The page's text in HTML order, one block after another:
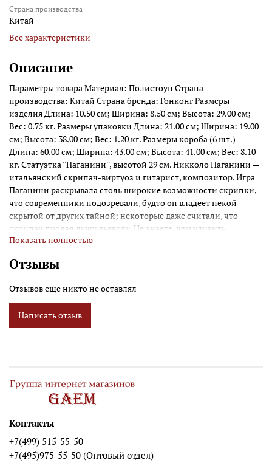
Страна производства
Китай
Все характеристики
Описание
Параметры товара Материал: Полистоун Страна
производства: Китай Страна бренда: Гонконг Размеры
изделия Длина: 10.50 см; Ширина: 8.50 см; Высота: 29.00 см;
Вес: 0.75 кг. Размеры упаковки Длина: 21.00 см; Ширина: 19.00
см; Высота: 38.00 см; Вес: 1.20 кг. Размеры короба (6 шт.)
Длина: 60.00 см; Ширина: 43.00 см; Высота: 41.00 см; Вес: 8.10
кг. Статуэтка ''Паганини'', высотой 29 см. Никколо Паганини —
итальянский скрипач-виртуоз и гитарист, композитор. Игра
Паганини раскрывала столь широкие возможности скрипки,
что современники подозревали, будто он владеет некой
скрытой от других тайной; некоторые даже считали, что
скрипач продал душу дьяволу. Не знаете, чем удивить
ценителя классической музыки? Или хотите разнообразить
“Паганини” из полистоуна идеально подойдет для таких
окрашена профессионалами под состаренную бронзу.
Композиция смотрится очень эффектно. Размеры изделия:
10,5 x 8,5 x 29 см. Вес: 0,75 кг.
Показать полностью
Отзывы
Отзывов еще никто не оставлял
Написать отзыв
Контакты
+7(499) 515-55-50
+7(495)975-55-50 (Оптовый отдел)